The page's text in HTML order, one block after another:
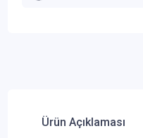
Ürün Açıklaması